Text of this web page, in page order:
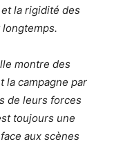
la rigidité des
montre des
la campagne par
de leurs forces
toujours une
aux scènes